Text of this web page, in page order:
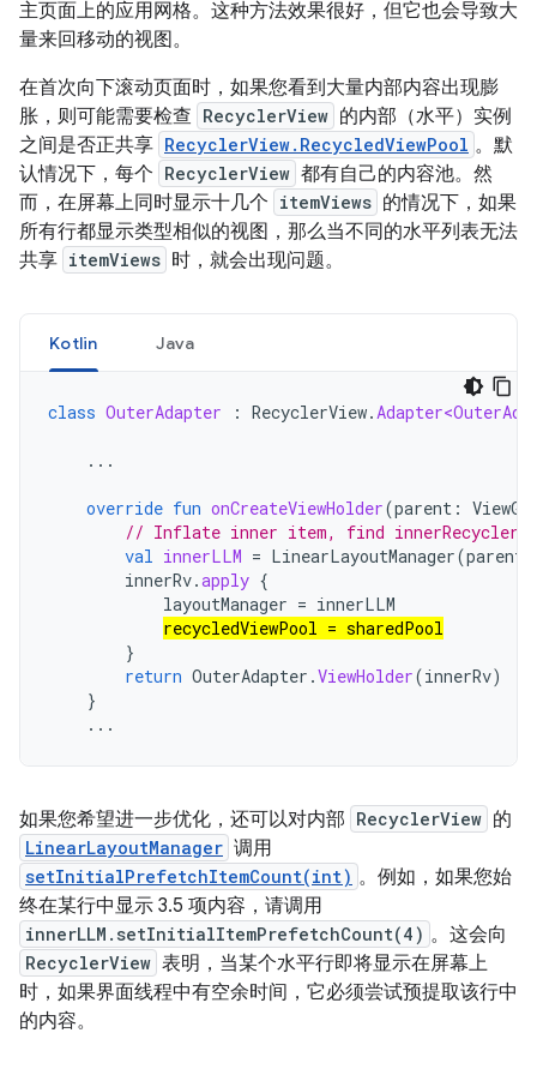
主页面上的应用网格。这种方法效果很好，但它也会导致大
量来回移动的视图。
在首次向下滚动页面时，如果您看到大量内部内容出现膨
胀，则可能需要检查 RecyclerView 的内部（水平）实例
之间是否正共享 RecyclerView.RecycledViewPool 。默
认情况下，每个 RecyclerView 都有自己的内容池。然
而，在屏幕上同时显示十几个 itemViews 的情况下，如果
所有行都显示类型相似的视图，那么当不同的水平列表无法
共享 itemViews 时，就会出现问题。
Kotlin Java
class OuterAdapter : RecyclerView.
...
override fun onCreateViewHolder(parent :
// Inflate inner item, find
val innerLLM = LinearLayoutManager(parent
innerRv.apply {
layoutManager = innerLLM
recycledViewPool = sharedPool
}
return OuterAdapter .ViewHolder(innerRv)
}
...
如果您希望进一步优化，还可以对内部 RecyclerView 的
LinearLayoutManager 调用
setInitialPrefetchItemCount(int) 。例如，如果您始
终在某行中显示 3.5 项内容，请调用
innerLLM.setInitialItemPrefetchCount(4) 。这会向
RecyclerView 表明，当某个水平行即将显示在屏幕上
时，如果界面线程中有空余时间，它必须尝试预提取该行中
的内容。